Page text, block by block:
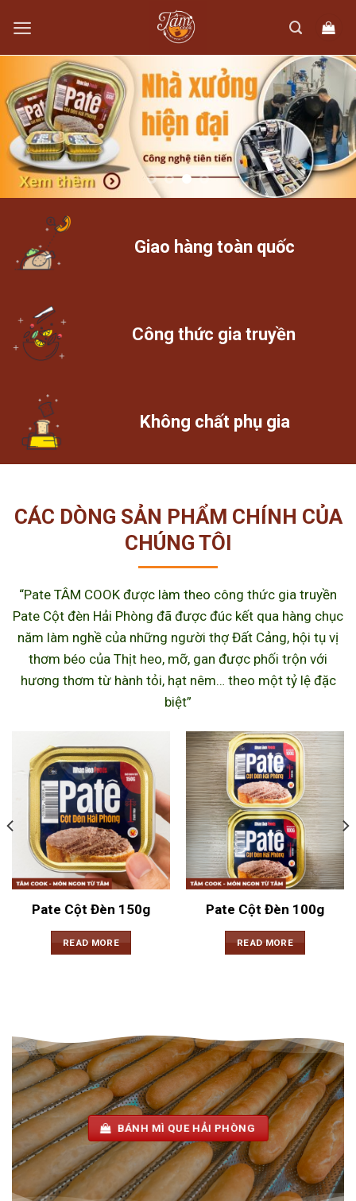
content
Giao hàng toàn quốc
Công thức gia truyền
Không chất phụ gia
CÁC DÒNG SẢN PHẨM CHÍNH CỦA
CHÚNG TÔI
“Pate TÂM COOK được làm theo công thức gia truyền
Pate Cột đèn Hải Phòng đã được đúc kết qua hàng chục
năm làm nghề của những người thợ Đất Cảng, hội tụ vị
thơm béo của Thịt heo, mỡ, gan được phối trộn với
hương thơm từ hành tỏi, hạt nêm… theo một tỷ lệ đặc
biệt”
Pate Cột Đèn 150g
READ MORE
Pate Cột Đèn 100g
READ MORE
BÁNH MÌ QUE HẢI PHÒNG